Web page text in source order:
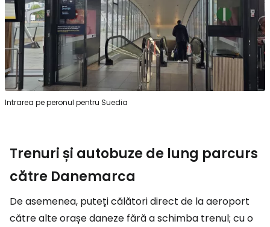
Intrarea pe peronul pentru Suedia
Trenuri și autobuze de lung parcurs
către Danemarca
De asemenea, puteți călători direct de la aeroport
către alte orașe daneze fără a schimba trenul; cu o